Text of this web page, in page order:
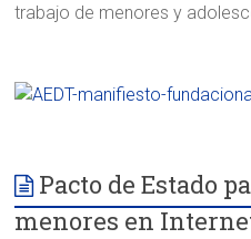
trabajo de menores y
Pacto de Estado
menores en